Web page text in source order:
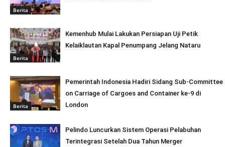
Berita
Berita
Kemenhub Mulai Lakukan Persiapan Uji Petik
Kelaiklautan Kapal Penumpang Jelang Nataru
Berita
Pemerintah Indonesia Hadiri Sidang Sub-Committee
on Carriage of Cargoes and Container ke-9 di
London
Pelindo Luncurkan Sistem Operasi Pelabuhan
Terintegrasi Setelah Dua Tahun Merger